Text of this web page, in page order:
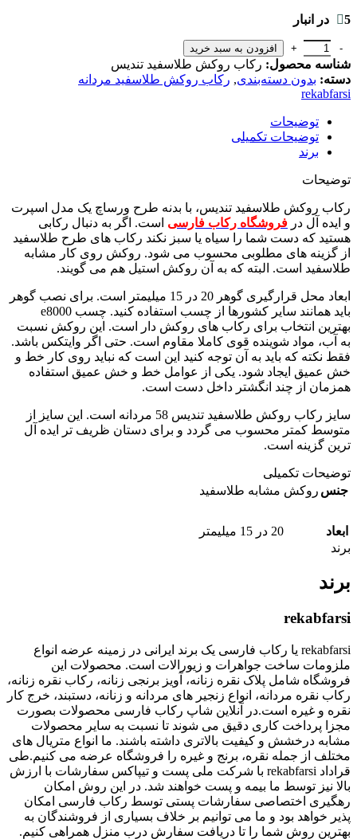
5 در انبار
افزودن به سبد خرید
شناسه محصول: رکاب روکش طلاسفید تندیس
دسته: بدون دسته‌بندی, رکاب روکش طلاسفید مردانه
rekabfarsi
توضیحات
توضیحات تکمیلی
برند
توضیحات
رکاب روکش طلاسفید تندیس، با بدنه طرح ورساچ یک مدل اسپرت
و ایده آل در فروشگاه رکاب فارسی است. اگر به دنبال رکابی
هستید که دست شما را سیاه یا سبز نکند رکاب های طرح طلاسفید
از گزینه های مطلوبی محسوب می شود. روکش روی کار مشابه
طلاسفید است. البته که به آن روکش استیل هم می گویند.
ابعاد محل قرارگیری گوهر 20 در 15 میلیمتر است. برای نصب گوهر
باید همانند سایر کشورها از چسب استفاده کنید. چسب e8000
بهترین انتخاب برای رکاب های روکش دار است. این روکش نسبت
به آب، مواد شوینده قوی کاملا مقاوم است. حتی اگر وایتکس باشد.
فقط نکته که باید به آن توجه کنید این است که نباید روی کار خط و
خش عمیق ایجاد شود. یکی از عوامل خط و خش عمیق استفاده
همزمان از چند انگشتر داخل دست است.
سایز رکاب روکش طلاسفید تندیس 58 مردانه است. این سایز از
متوسط کمتر محسوب می گردد و برای دستان ظریف تر ایده آل
ترین گزینه است.
توضیحات تکمیلی
جنس روکش مشابه طلاسفید
ابعاد
20 در 15 میلیمتر
برند
برند
rekabfarsi
rekabfarsi یا رکاب فارسی یک برند ایرانی در زمینه عرضه انواع
ملزومات ساخت جواهرات و زیورالات است. محصولات این
فروشگاه شامل پلاک نقره زنانه، آویز برنجی زنانه، رکاب نقره زنانه،
رکاب نقره مردانه، انواع زنجیر های مردانه و زنانه، دستبند، خرج کار
نقره و غیره است.در آنلاین شاپ رکاب فارسی محصولات بصورت
مجزا پرداخت کاری دقیق می شوند تا نسبت به سایر محصولات
مشابه درخشش و کیفیت بالاتری داشته باشند. ما انواع متریال های
مختلف از جمله نقره، برنج و غیره را فروشگاه عرضه می کنیم.طی
قراداد rekabfarsi با شرکت ملی پست و تیپاکس سفارشات با ارزش
بالا نیز توسط ما بیمه و پست خواهند شد. در این روش امکان
رهگیری اختصاصی سفارشات پستی توسط رکاب فارسی امکان
پذیر خواهد بود و ما می توانیم بر خلاف بسیاری از فروشندگان به
بهترین روش شما را تا دریافت سفارش درب منزل همراهی کنیم.